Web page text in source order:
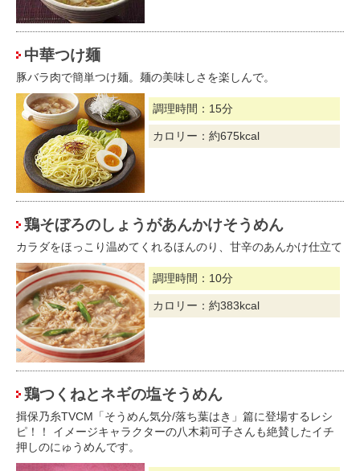
中華つけ麺
豚バラ肉で簡単つけ麺。麺の美味しさを楽しんで。
調理時間：15分
カロリー：約675kcal
鶏そぼろのしょうがあんかけそうめん
カラダをほっこり温めてくれるほんのり、甘辛のあんかけ仕立て
調理時間：10分
カロリー：約383kcal
鶏つくねとネギの塩そうめん
揖保乃糸TVCM「そうめん気分/落ち葉はき」篇に登場するレシ
ピ！！ イメージキャラクターの八木莉可子さんも絶賛したイチ
押しのにゅうめんです。